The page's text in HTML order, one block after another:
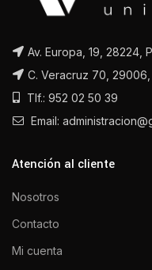
Av. Europa, 19, 28224,
C. Veracruz 70, 29006,
Tlf.: 952 02 50 39
Email:
Atención al cliente
Nosotros
Contacto
Mi cuenta